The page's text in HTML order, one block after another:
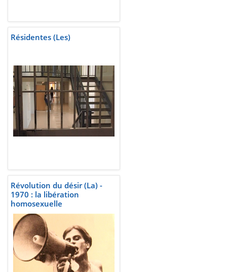
Résidentes (Les)
Révolution du désir (La) -
1970 : la libération
homosexuelle